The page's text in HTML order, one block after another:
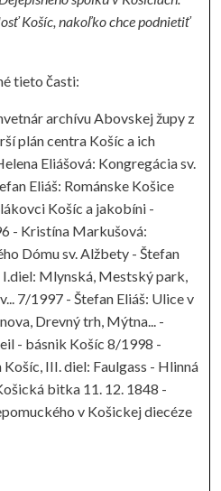
Košíc, nakoľko chce podnietiť
tieto časti:
archívu Abovskej župy z
plán centra Košíc a ich
Eliášová: Kongregácia sv.
Eliáš: Románske Košice
Košíc a jakobíni -
- Kristína Markušová:
Dómu sv. Alžbety - Štefan
Mlynská, Mestský park,
7/1997 - Štefan Eliáš: Ulice v
Drevný trh, Mýtna... -
- básnik Košíc 8/1998 -
III. diel: Faulgass - Hlinná
bitka 11. 12. 1848 -
v Košickej diecéze